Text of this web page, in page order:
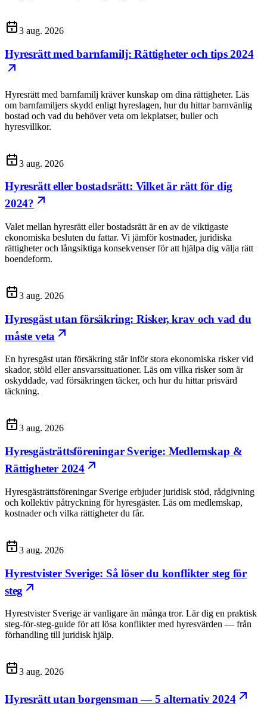
3 aug. 2026
Hyresrätt med barnfamilj: Rättigheter och tips 2024
Hyresrätt med barnfamilj kräver kunskap om dina rättigheter. Läs
om barnfamiljers skydd enligt hyreslagen, hur du hittar barnvänlig
bostad och vad du behöver veta om lekplatser, buller och
hyresvillkor.
3 aug. 2026
Hyresrätt eller bostadsrätt: Vilket är rätt för dig
2024?
Valet mellan hyresrätt eller bostadsrätt är en av de viktigaste
ekonomiska besluten du fattar. Vi jämför kostnader, juridiska
rättigheter och långsiktiga konsekvenser för att hjälpa dig välja rätt
boendeform.
3 aug. 2026
Hyresgäst utan försäkring: Risker, krav och vad du
måste veta
En hyresgäst utan försäkring står inför stora ekonomiska risker vid
skador, stöld eller ansvarssituationer. Läs om vilka risker som är
oskyddade, vad försäkringen täcker, och hur du hittar prisvärd
täckning.
3 aug. 2026
Hyresgästrättsföreningar Sverige: Medlemskap &
Rättigheter 2024
Hyresgästrättsföreningar Sverige erbjuder juridisk stöd, rådgivning
och kollektiv påtryckning för hyresgäster. Läs om medlemskap,
kostnader och vilka rättigheter du får.
3 aug. 2026
Hyrestvister Sverige: Så löser du konflikter steg för
steg
Hyrestvister Sverige är vanligare än många tror. Lär dig en praktisk
steg-för-steg-guide för att lösa konflikter med hyresvärden — från
förhandling till juridisk hjälp.
3 aug. 2026
Hyresrätt utan borgensman — 5 alternativ 2024